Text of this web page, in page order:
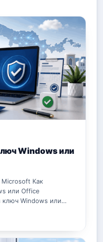
Windows или
Как
или Office
Windows или…